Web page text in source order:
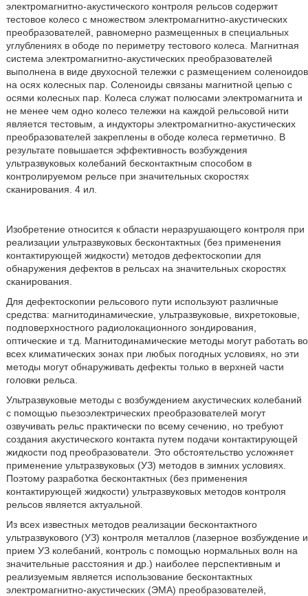
электромагнитно-акустического контроля рельсов содержит
тестовое колесо с множеством электромагнитно-акустических
преобразователей, равномерно размещенных в специальных
углублениях в ободе по периметру тестового колеса. Магнитная
система электромагнитно-акустических преобразователей
выполнена в виде двухосной тележки с размещением соленоидов
на осях колесных пар. Соленоиды связаны магнитной цепью с
осями колесных пар. Колеса служат полюсами электромагнита и
не менее чем одно колесо тележки на каждой рельсовой нити
является тестовым, а индукторы электромагнитно-акустических
преобразователей закреплены в ободе колеса герметично. В
результате повышается эффективность возбуждения
ультразвуковых колебаний бесконтактным способом в
контролируемом рельсе при значительных скоростях
сканирования. 4 ил.
Изобретение относится к области неразрушающего контроля при
реализации ультразвуковых бесконтактных (без применения
контактирующей жидкости) методов дефектоскопии для
обнаружения дефектов в рельсах на значительных скоростях
сканирования.
Для дефектоскопии рельсового пути используют различные
средства: магнитодинамические, ультразвуковые, вихретоковые,
подповерхностного радиолокационного зондирования,
оптические и т.д. Магнитодинамические методы могут работать во
всех климатических зонах при любых погодных условиях, но эти
методы могут обнаруживать дефекты только в верхней части
головки рельса.
Ультразвуковые методы с возбуждением акустических колебаний
с помощью пьезоэлектрических преобразователей могут
озвучивать рельс практически по всему сечению, но требуют
создания акустического контакта путем подачи контактирующей
жидкости под преобразователи. Это обстоятельство усложняет
применение ультразвуковых (УЗ) методов в зимних условиях.
Поэтому разработка бесконтактных (без применения
контактирующей жидкости) ультразвуковых методов контроля
рельсов является актуальной.
Из всех известных методов реализации бесконтактного
ультразвукового (УЗ) контроля металлов (лазерное возбуждение и
прием УЗ колебаний, контроль с помощью нормальных волн на
значительные расстояния и др.) наиболее перспективным и
реализуемым является использование бесконтактных
электромагнитно-акустических (ЭМА) преобразователей,